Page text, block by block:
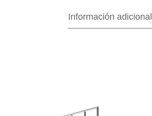
Información adicional